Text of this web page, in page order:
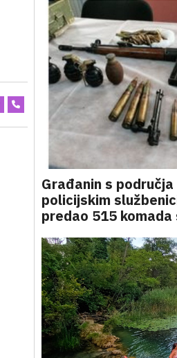
Građanin s područja
policijskim
predao 515